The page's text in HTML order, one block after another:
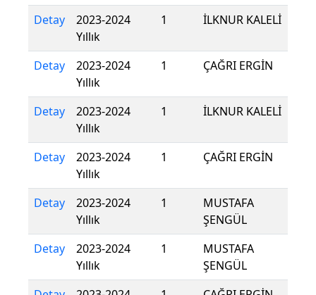
Detay
2023-2024
Yıllık
1 İLKNUR KALELİ
Detay
2023-2024
Yıllık
1 ÇAĞRI ERGİN
Detay
2023-2024
Yıllık
1 İLKNUR KALELİ
Detay
2023-2024
Yıllık
1 ÇAĞRI ERGİN
Detay
2023-2024
Yıllık
1
MUSTAFA
ŞENGÜL
Detay
2023-2024
Yıllık
1
MUSTAFA
ŞENGÜL